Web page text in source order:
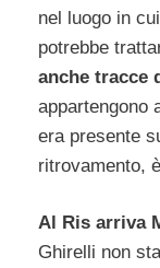
nel luogo in
potrebbe
anche tracce
appartengono
era presente
ritrovamento,
Al Ris arriva
Ghirelli non